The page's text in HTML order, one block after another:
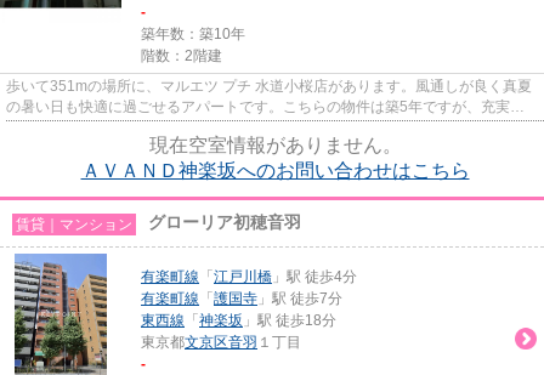
-
築年数：築10年
階数：2階建
歩いて351mの場所に、マルエツ プチ 水道小桜店があります。風通しが良く真夏
の暑い日も快適に過ごせるアパートです。こちらの物件は築5年ですが、充実の
現在空室情報がありません。
ＡＶＡＮＤ神楽坂へのお問い合わせはこちら
賃貸｜マンション グローリア初穂音羽
有楽町線 「 江戸川橋 」駅 徒歩4分
有楽町線 「 護国寺 」駅 徒歩7分
東西線 「 神楽坂 」駅 徒歩18分
東京都文京区音羽 １丁目
-